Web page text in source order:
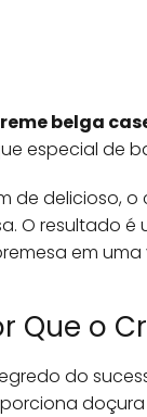
belga
especial de
de delicioso,
O resultado é
em
Que o
do
doçura